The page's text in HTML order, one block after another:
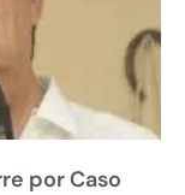
por Caso